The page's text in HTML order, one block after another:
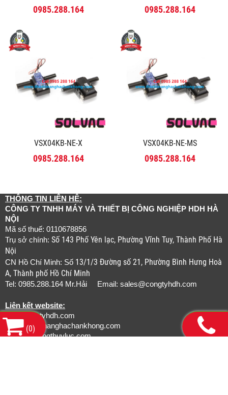
0985.288.164 0985.288.164
VSX04KB-NE-X
0985.288.164
VSX04KB-NE-MS
0985.288.164
THÔNG TIN LIÊN HỆ:
CÔNG TY TNHH MÁY VÀ THIẾT BỊ CÔNG NGHIỆP HDH HÀ
NỘI
Mã số thuế: 0110678856
Trụ sở chính: Số 143 Phố Yên lạc, Phường Vĩnh Tuy, Thành Phố Hà
Nội
CN Hồ Chí Minh: Số 13/1/3 Đường số 21, Phường Bình Hưng Hoà
A, Thành phố Hồ Chí Minh
Tel: 0985.288.164 Mr.Hải Email: sales@congtyhdh.com
Liên kết website:
www.congtyhdh.com
www.thietbinanghachankhong.com
www.bamongthuyluc.com
(0)